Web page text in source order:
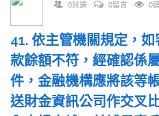
0討論 0留言 0
41. 依主管機關規定，
款餘額不符，經確認係
件，金融機構應將該等
送財金資訊公司作交叉